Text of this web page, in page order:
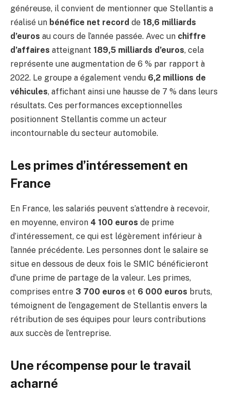
généreuse, il convient de mentionner que Stellantis a
réalisé un bénéfice net record de 18,6 milliards
d’euros au cours de l’année passée. Avec un chiffre
d’affaires atteignant 189,5 milliards d’euros, cela
représente une augmentation de 6 % par rapport à
2022. Le groupe a également vendu 6,2 millions de
véhicules, affichant ainsi une hausse de 7 % dans leurs
résultats. Ces performances exceptionnelles
positionnent Stellantis comme un acteur
incontournable du secteur automobile.
Les primes d’intéressement en
France
En France, les salariés peuvent s’attendre à recevoir,
en moyenne, environ 4 100 euros de prime
d’intéressement, ce qui est légèrement inférieur à
l’année précédente. Les personnes dont le salaire se
situe en dessous de deux fois le SMIC bénéficieront
d’une prime de partage de la valeur. Les primes,
comprises entre 3 700 euros et 6 000 euros bruts,
témoignent de l’engagement de Stellantis envers la
rétribution de ses équipes pour leurs contributions
aux succès de l’entreprise.
Une récompense pour le travail
acharné